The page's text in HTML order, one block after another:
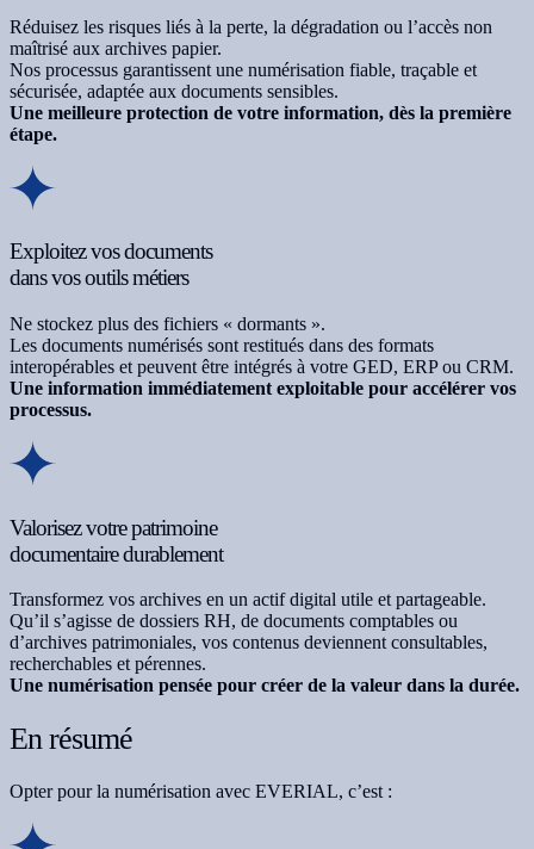
Réduisez les risques liés à la perte, la dégradation ou l’accès non
maîtrisé aux archives papier.
Nos processus garantissent une numérisation fiable, traçable et
sécurisée, adaptée aux documents sensibles.
Une meilleure protection de votre information, dès la première
étape.
Exploitez vos documents
dans vos outils métiers
Ne stockez plus des fichiers « dormants ».
Les documents numérisés sont restitués dans des formats
interopérables et peuvent être intégrés à votre GED, ERP ou CRM.
Une information immédiatement exploitable pour accélérer vos
processus.
Valorisez votre patrimoine
documentaire durablement
Transformez vos archives en un actif digital utile et partageable.
Qu’il s’agisse de dossiers RH, de documents comptables ou
d’archives patrimoniales, vos contenus deviennent consultables,
recherchables et pérennes.
Une numérisation pensée pour créer de la valeur dans la durée.
En résumé
Opter pour la numérisation avec EVERIAL, c’est :